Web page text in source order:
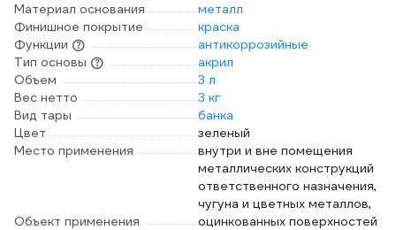
Материал основания
металл
Финишное покрытие
краска
Функции
антикоррозийные
Тип основы
акрил
Объем
3 л
Вес нетто
3 кг
Вид тары
банка
Цвет
зеленый
Место применения
внутри и вне помещения
Объект применения
металлических конструкций
ответственного назначения,
чугуна и цветных металлов,
оцинкованных поверхностей